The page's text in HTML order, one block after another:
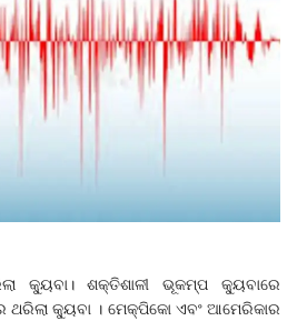
କ୍ୟୁବା। ଶକ୍ତିଶାଳୀ ଭୂକମ୍ପ କ୍ୟୁବାରେ
କ୍ୟୁବା । ମେକ୍ପିକୋ ଏବଂ ଆମେରିକାର